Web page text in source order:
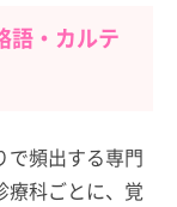
語・カルテ
で頻出する専門
療科ごとに、覚